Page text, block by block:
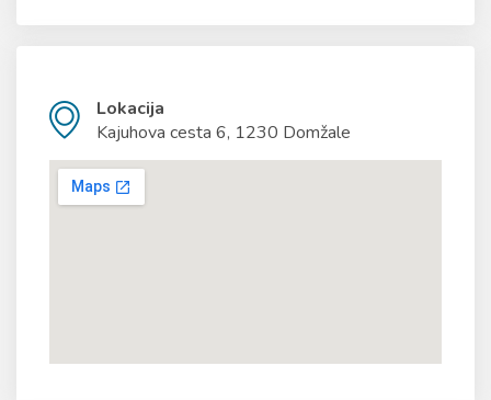
Lokacija
Kajuhova cesta 6, 1230 Domžale